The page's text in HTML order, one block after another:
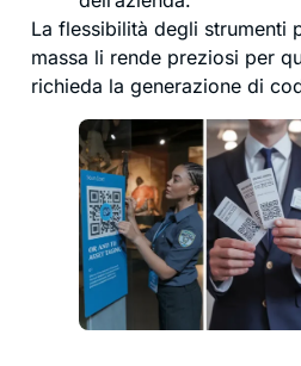
La flessibilità degli strumenti
massa li rende preziosi per
richieda la generazione di